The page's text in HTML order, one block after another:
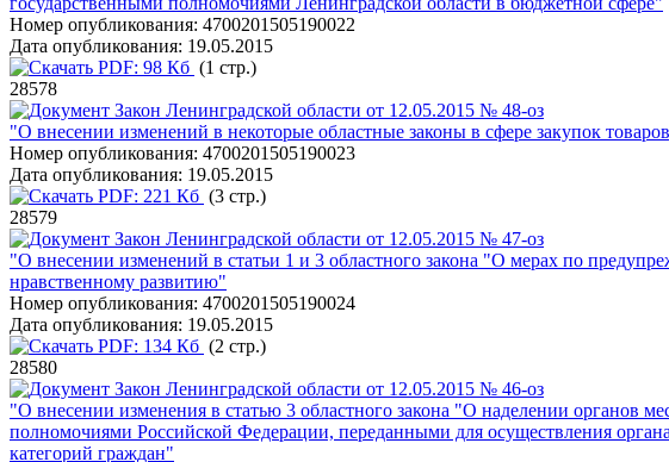
Номер опубликования: 4700201505190022
Дата опубликования: 19.05.2015
PDF: 98 Кб (1 стр.)
28578
Закон Ленинградской области от 12.05.2015 № 48-оз
"О внесении изменений в некоторые областные законы в сфере закупок
Номер опубликования: 4700201505190023
Дата опубликования: 19.05.2015
PDF: 221 Кб (3 стр.)
28579
Закон Ленинградской области от 12.05.2015 № 47-оз
"О внесении изменений в статьи 1 и 3 областного закона "О мерах по
нравственному развитию"
Номер опубликования: 4700201505190024
Дата опубликования: 19.05.2015
PDF: 134 Кб (2 стр.)
28580
Закон Ленинградской области от 12.05.2015 № 46-оз
"О внесении изменения в статью 3 областного закона "О наделении органов
полномочиями Российской Федерации, переданными для осуществления
категорий граждан"